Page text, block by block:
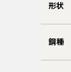
形状
鋼種